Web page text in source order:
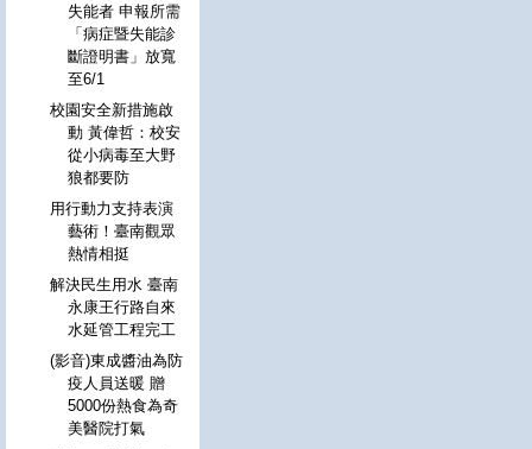
失能者 申報所需
「病症暨失能診
斷證明書」放寬
至6/1
校園安全新措施啟
動 黃偉哲：校安
從小病毒至大野
狼都要防
用行動力支持表演
藝術！臺南觀眾
熱情相挺
解決民生用水 臺南
永康王行路自來
水延管工程完工
(影音)東成醬油為防
疫人員送暖 贈
5000份熱食為奇
美醫院打氣